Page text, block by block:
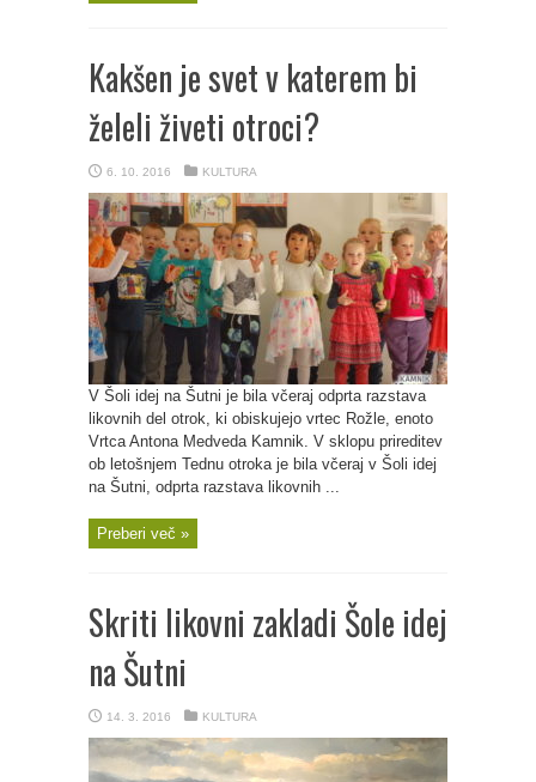
Kakšen je svet v katerem bi
želeli živeti otroci?
6. 10. 2016 KULTURA
V Šoli idej na Šutni je bila včeraj odprta razstava
likovnih del otrok, ki obiskujejo vrtec Rožle, enoto
Vrtca Antona Medveda Kamnik. V sklopu prireditev
ob letošnjem Tednu otroka je bila včeraj v Šoli idej
na Šutni, odprta razstava likovnih ...
Preberi več »
Skriti likovni zakladi Šole idej
na Šutni
14. 3. 2016 KULTURA